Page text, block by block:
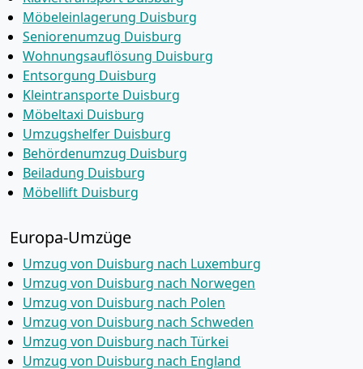
Möbeleinlagerung Duisburg
Seniorenumzug Duisburg
Wohnungsauflösung Duisburg
Entsorgung Duisburg
Kleintransporte Duisburg
Möbeltaxi Duisburg
Umzugshelfer Duisburg
Behördenumzug Duisburg
Beiladung Duisburg
Möbellift Duisburg
Europa-Umzüge
Umzug von Duisburg nach Luxemburg
Umzug von Duisburg nach Norwegen
Umzug von Duisburg nach Polen
Umzug von Duisburg nach Schweden
Umzug von Duisburg nach Türkei
Umzug von Duisburg nach England